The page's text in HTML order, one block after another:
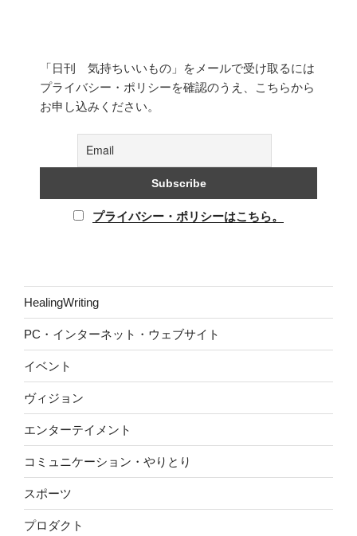
「日刊 気持ちいいもの」をメールで受け取るには
プライバシー・ポリシーを確認のうえ、こちらから
お申し込みください。
プライバシー・ポリシーはこちら。
HealingWriting
PC・インターネット・ウェブサイト
イベント
ヴィジョン
エンターテイメント
コミュニケーション・やりとり
スポーツ
プロダクト